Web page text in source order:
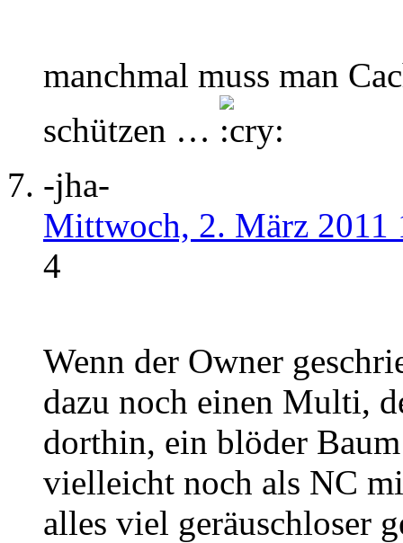
manchmal muss man
schützen …
-jha-
Mittwoch, 2. März 2011
4
Wenn der Owner
dazu noch einen Multi,
dorthin, ein blöder
vielleicht noch als NC
alles viel geräuschloser